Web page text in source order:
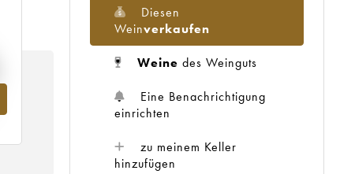
Diesen
Weinverkaufen
Weine des Weinguts
Eine Benachrichtigung
einrichten
zu meinem Keller
hinzufügen